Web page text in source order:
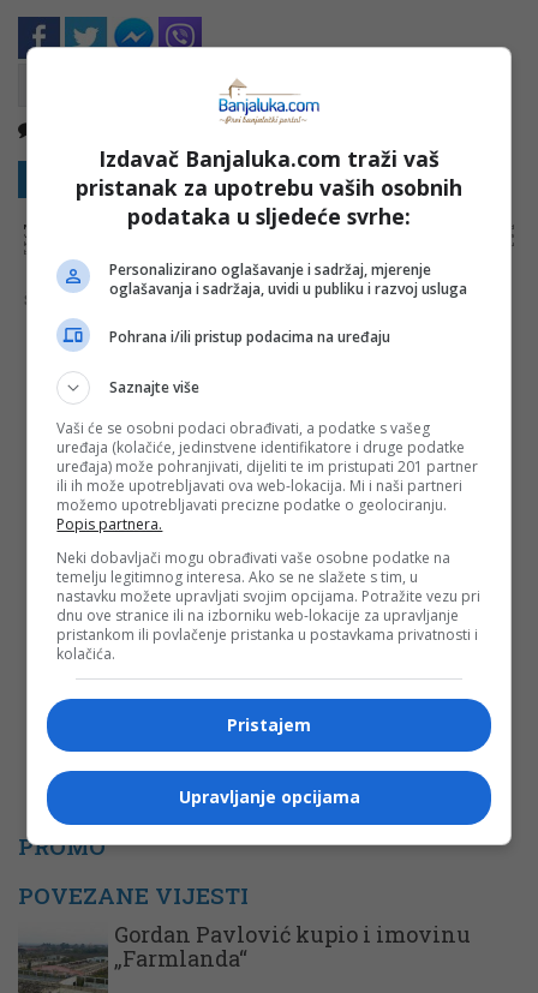
Kopirati
Sakrij sve komentare Prikaži komentare
NAPOMENA:
Komentari odražavaju stavove njihovih autora, a ne nužno i stavove internet portala Banjaluka.com. Molimo korisnike da se suzdrže od
vrijeđanja, psovanja i vulgarnog izražavanja. Portal Banjaluka.com zadržava pravo da obriše komentar bez najave i objašnjenja. Zbog velikog broja
komentara Banjaluka.com nije dužan obrisati sve komentare koji krše pravila. Kao čitalac takođe prihvatate mogućnost da među komentarima mogu
biti pronađeni sadržaji koji mogu biti u suprotnosti sa vašim vjerskim, moralnim i drugim načelima i uvjerenjima.
Šta mislite o ovoj temi?
Vaša e-mail adresa neće biti objavljena. Sva polja su
obavezna!
Ime*
Email*
Komentar
PROMO
POVEZANE VIJESTI
Gordan Pavlović kupio i imovinu
„Farmlanda“
Izdavač Banjaluka.com traži vaš
pristanak za upotrebu vaših osobnih
podataka u sljedeće svrhe:
Personalizirano oglašavanje i sadržaj, mjerenje
oglašavanja i sadržaja, uvidi u publiku i razvoj usluga
Pohrana i/ili pristup podacima na uređaju
Saznajte više
Vaši će se osobni podaci obrađivati, a podatke s vašeg
uređaja (kolačiće, jedinstvene identifikatore i druge podatke
uređaja) može pohranjivati, dijeliti te im pristupati 201 partner
ili ih može upotrebljavati ova web-lokacija. Mi i naši partneri
možemo upotrebljavati precizne podatke o geolociranju.
Popis partnera.
Neki dobavljači mogu obrađivati vaše osobne podatke na
temelju legitimnog interesa. Ako se ne slažete s tim, u
nastavku možete upravljati svojim opcijama. Potražite vezu pri
dnu ove stranice ili na izborniku web-lokacije za upravljanje
pristankom ili povlačenje pristanka u postavkama privatnosti i
kolačića.
Pristajem
Upravljanje opcijama